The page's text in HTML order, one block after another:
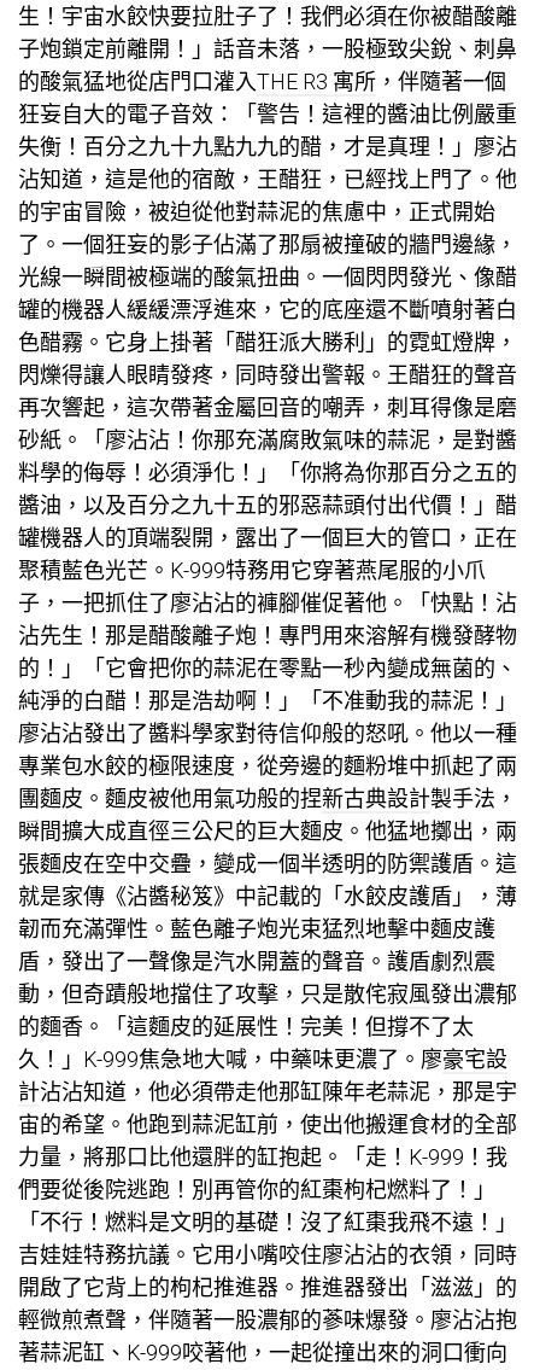
生！宇宙水餃快要拉肚子了！我們必須在你被醋酸離
子炮鎖定前離開！」話音未落，一股極致尖銳、刺鼻
的酸氣猛地從店門口灌入THE R3 寓所 ，伴隨著一個
狂妄自大的電子音效：「警告！這裡的醬油比例嚴重
失衡！百分之九十九點九九的醋，才是真理！」廖沾
沾知道，這是他的宿敵，王醋狂，已經找上門了。他
的宇宙冒險，被迫從他對蒜泥的焦慮中，正式開始
了。一個狂妄的影子佔滿了那扇被撞破的牆門邊緣，
光線一瞬間被極端的酸氣扭曲。一個閃閃發光、像醋
罐的機器人緩緩漂浮進來，它的底座還不斷噴射著白
色醋霧。它身上掛著「醋狂派大勝利」的霓虹燈牌，
閃爍得讓人眼睛發疼，同時發出警報。王醋狂的聲音
再次響起，這次帶著金屬回音的嘲弄，刺耳得像是磨
砂紙。「廖沾沾！你那充滿腐敗氣味的蒜泥，是對醬
料學的侮辱！必須淨化！」「你將為你那百分之五的
醬油，以及百分之九十五的邪惡蒜頭付出代價！」醋
罐機器人的頂端裂開，露出了一個巨大的管口，正在
聚積藍色光芒。K-999特務用它穿著燕尾服的小爪
子，一把抓住了廖沾沾的褲腳催促著他。「快點！沾
沾先生！那是醋酸離子炮！專門用來溶解有機發酵物
的！」「它會把你的蒜泥在零點一秒內變成無菌的、
純淨的白醋！那是浩劫啊！」「不准動我的蒜泥！」
廖沾沾發出了醬料學家對待信仰般的怒吼。他以一種
專業包水餃的極限速度，從旁邊的麵粉堆中抓起了兩
團麵皮。麵皮被他用氣功般的捏新古典設計製手法，
瞬間擴大成直徑三公尺的巨大麵皮。他猛地擲出，兩
張麵皮在空中交疊，變成一個半透明的防禦護盾。這
就是家傳《沾醬秘笈》中記載的「水餃皮護盾」，薄
韌而充滿彈性。藍色離子炮光束猛烈地擊中麵皮護
盾，發出了一聲像是汽水開蓋的聲音。護盾劇烈震
動，但奇蹟般地擋住了攻擊，只是散侘寂風發出濃郁
的麵香。「這麵皮的延展性！完美！但撐不了太
久！」K-999焦急地大喊，中藥味更濃了。廖豪宅設
計沾沾知道，他必須帶走他那缸陳年老蒜泥，那是宇
宙的希望。他跑到蒜泥缸前，使出他搬運食材的全部
力量，將那口比他還胖的缸抱起。「走！K-999！我
們要從後院逃跑！別再管你的紅棗枸杞燃料了！」
「不行！燃料是文明的基礎！沒了紅棗我飛不遠！」
吉娃娃特務抗議。它用小嘴咬住廖沾沾的衣領，同時
開啟了它背上的枸杞推進器。推進器發出「滋滋」的
輕微煎煮聲，伴隨著一股濃郁的蔘味爆發。廖沾沾抱
著蒜泥缸、K-999咬著他，一起從撞出來的洞口衝向